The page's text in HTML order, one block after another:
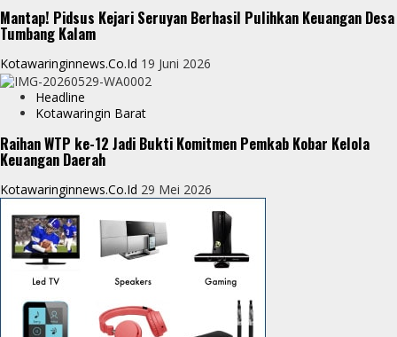
Mantap! Pidsus Kejari Seruyan Berhasil Pulihkan Keuangan Desa
Tumbang Kalam
Kotawaringinnews.co.id 19 Juni 2026
Headline
Kotawaringin Barat
Raihan WTP ke-12 Jadi Bukti Komitmen Pemkab Kobar Kelola
Keuangan Daerah
Kotawaringinnews.co.id 29 Mei 2026